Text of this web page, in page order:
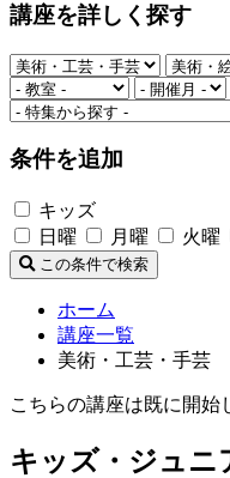
講座を詳しく探す
条件を追加
キッズ
日曜
月曜 火曜
この条件で検索
ホーム
講座一覧
美術・工芸・手芸
こちらの講座は既に開始
キッズ・ジュ